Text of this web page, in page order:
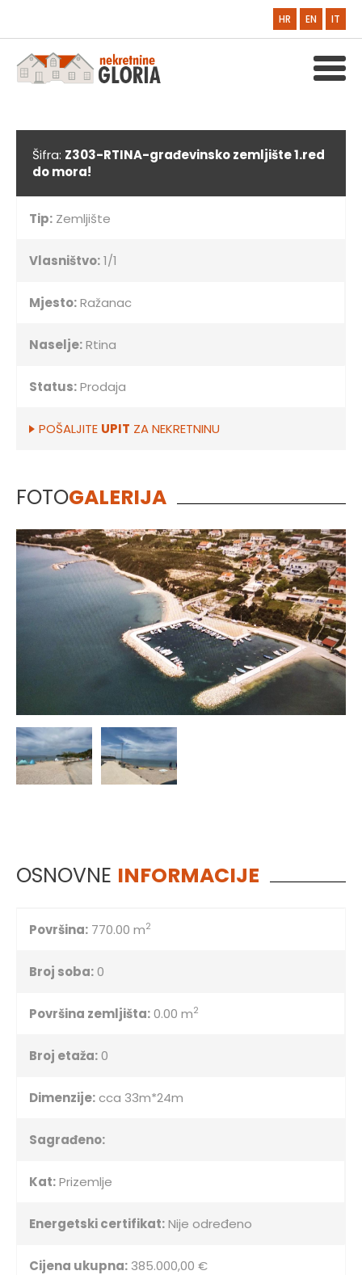
HR EN IT
Šifra: Z303-RTINA-građevinsko zemljište 1.red
do mora!
Tip: Zemljište
Vlasništvo:1/1
Mjesto:Ražanac
Naselje:Rtina
Status:Prodaja
POŠALJITE UPIT ZA NEKRETNINU
FOTOGALERIJA
OSNOVNE INFORMACIJE
Površina: 770.00 m2
Broj soba:0
Površina zemljišta:0.00 m2
Broj etaža:0
Dimenzije:cca 33m*24m
Sagrađeno:
Kat:Prizemlje
Energetski certifikat:Nije određeno
Cijena ukupna: 385.000,00 €